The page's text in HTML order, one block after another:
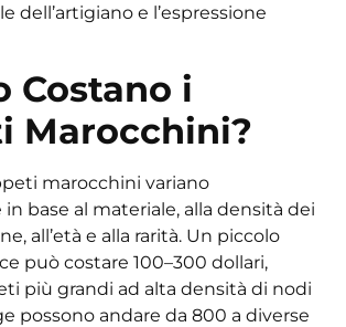
dell’artigiano e l’espressione
Costano i
Marocchini?
marocchini variano
base al materiale, alla densità dei
all’età e alla rarità. Un piccolo
può costare 100–300 dollari,
più grandi ad alta densità di nodi
possono andare da 800 a diverse